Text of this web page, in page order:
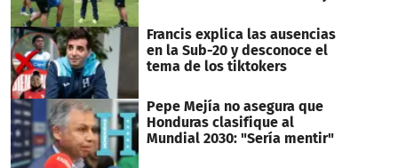
Francis explica las ausencias
en la Sub-20 y desconoce el
tema de los tiktokers
Pepe Mejía no asegura que
Honduras clasifique al
Mundial 2030: "Sería mentir"